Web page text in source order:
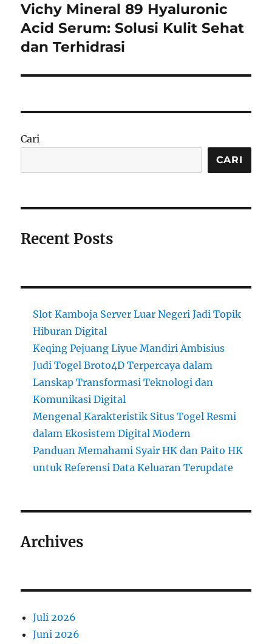
Next
post:
Vichy Mineral 89 Hyaluronic
Acid Serum: Solusi Kulit Sehat
dan Terhidrasi
Cari
CARI
Recent Posts
Slot Kamboja Server Luar Negeri Jadi Topik
Hiburan Digital
Keqing Pejuang Liyue Mandiri Ambisius
Judi Togel Broto4D Terpercaya dalam
Lanskap Transformasi Teknologi dan
Komunikasi Digital
Mengenal Karakteristik Situs Togel Resmi
dalam Ekosistem Digital Modern
Panduan Memahami Syair HK dan Paito HK
untuk Referensi Data Keluaran Terupdate
Archives
Juli 2026
Juni 2026